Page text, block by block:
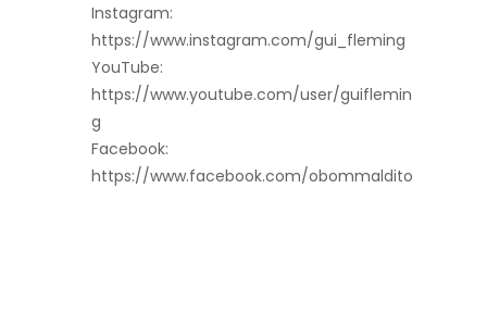
Instagram:
https://www.instagram.com/gui_fleming
YouTube:
https://www.youtube.com/user/guiflemin
g
Facebook:
https://www.facebook.com/obommaldito